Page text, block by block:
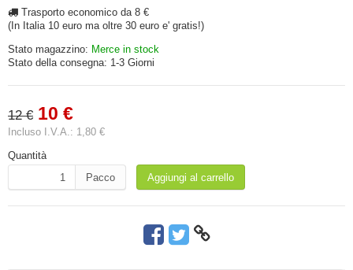
Trasporto economico da 8 €
(In Italia 10 euro ma oltre 30 euro e' gratis!)
Stato magazzino: Merce in stock
Stato della consegna: 1-3 Giorni
12 € 10 €
Incluso I.V.A.: 1,80 €
Quantità
Pacco
Aggiungi al carrello